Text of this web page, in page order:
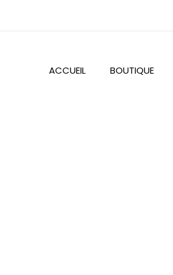
ACCUEIL BOUTIQUE